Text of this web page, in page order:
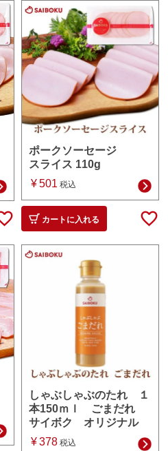
ポークソーセージ
スライス 110g
¥501 税込
カートに入れる
しゃぶしゃぶのたれ １
本150ｍｌ ごまだれ
サイボク オリジナル
¥378 税込